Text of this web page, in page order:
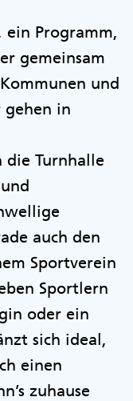
ein Programm,
gemeinsam
und
in
die Turnhalle
auch den
Sportverein
Sportlern
oder ein
sich ideal,
einen
zuhause